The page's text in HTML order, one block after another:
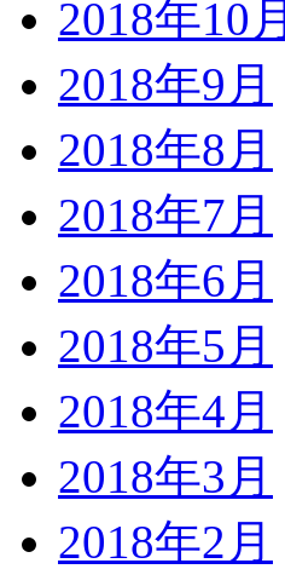
2018年10月
2018年9月
2018年8月
2018年7月
2018年6月
2018年5月
2018年4月
2018年3月
2018年2月